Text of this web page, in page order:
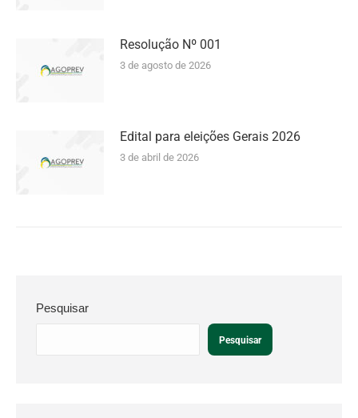
Resolução Nº 001
3 de agosto de 2026
Edital para eleições Gerais 2026
3 de abril de 2026
Pesquisar
Pesquisar